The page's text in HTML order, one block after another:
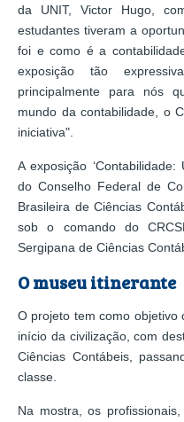
da UNIT, Victor Hugo,
estudantes tiveram a
foi e como é a
exposição tão
principalmente para nós
mundo da contabilidade, o
iniciativa".
A exposição
do Conselho Federal de
Brasileira de Ciências
sob o comando do
Sergipana de Ciências
O museu itinerante
O projeto tem como objetivo
início da civilização, com
Ciências Contábeis,
classe.
Na mostra, os